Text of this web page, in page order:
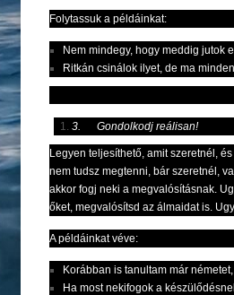
Folytassuk a példáinkat:
Nem mindegy, hogy meddig jutok
Ritkán csinálok ilyet, de ma
3. Gondolkodj reálisan!
Legyen teljesíthető, amit szeretnél,
nem tudsz megtenni, bár szeretnél,
akkor fogj neki a megvalósításnak.
őket, megvalósítsd az álmaidat is.
A példáinkat véve:
Korábban is tanultam már
Ha most nekifogok a